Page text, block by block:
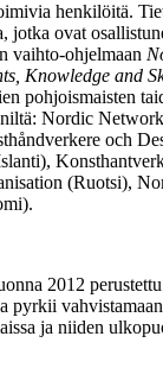
henkilöitä.
jotka ovat
vaihto-ohjelmaan
Knowledge and
pohjoismaisten
Nordic
och
(Ruotsi),
2012
pyrkii
ja niiden